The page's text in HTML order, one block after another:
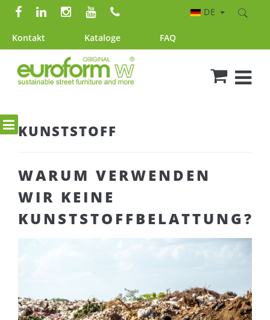
Kontakt Kataloge FAQ
DE
KUNSTSTOFF
WARUM VERWENDEN
WIR KEINE
KUNSTSTOFFBELATTUNG?